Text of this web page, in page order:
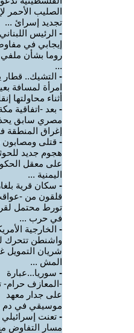
الصليب الأحمر
تجديد إسرائ ...
- الرئيس
إيجابي في
روما بشأن ملفي
...
- التشيك..
امرأة لمسافة
أثناء محاولتها
- بعد -اتفاقية
مصري سابق
إغراق المنطقة
- قتلى
هجوم جديد
على معقل
اليمنية ...
- سكان قرية
قلقون من -
تورط محتمل
في حرب ...
- الخارجية
واشنطن تتحرك
شريان التمويل
المش ...
- سوريا...عبارة
-المعازف حرام-
على جدار معهد
موسيقي في دم
- تعنت إسرائيلي
مسار التفاوض